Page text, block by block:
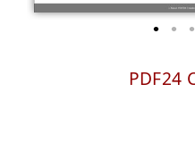
PDF24